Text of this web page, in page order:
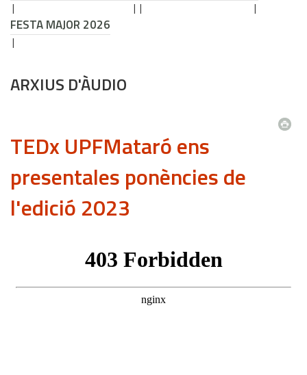
FESTA MAJOR 2026
ARXIUS D'ÀUDIO
TEDx UPFMataró ens
presentales ponències de
l'edició 2023